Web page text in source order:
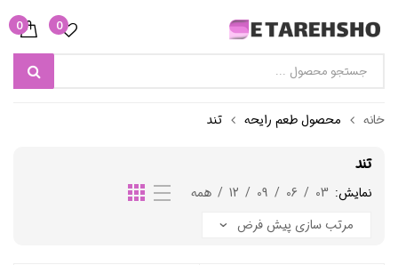
0
0
خانه محصول طعم رایحه تند
تند
نمایش: 03
/
06
/
09
/
12
/ همه